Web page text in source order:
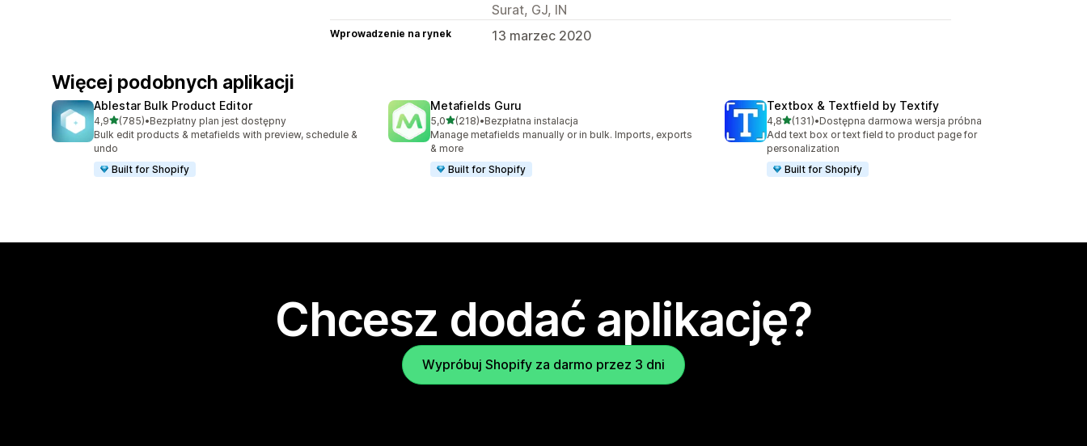
Surat, GJ, IN
Wprowadzenie na rynek 13 marzec 2020
Więcej podobnych aplikacji
Ablestar Bulk Product Editor
4,9na 5 gwiazdek
(785)
Łączna liczba recenzji: 785
•Bezpłatny plan jest dostępny
Bulk edit products & metafields with preview, schedule &
undo
Built for Shopify
Metafields Guru
5,0na 5 gwiazdek
(218)
Łączna liczba recenzji: 218
•Bezpłatna instalacja
Manage metafields manually or in bulk. Imports, exports
& more
Built for Shopify
Textbox & Textfield by Textify
4,8na 5 gwiazdek
(131)
Łączna liczba recenzji: 131
•Dostępna darmowa wersja próbna
Add text box or text field to product page for
personalization
Built for Shopify
Chcesz dodać aplikację?
Wypróbuj Shopify za darmo przez 3 dni